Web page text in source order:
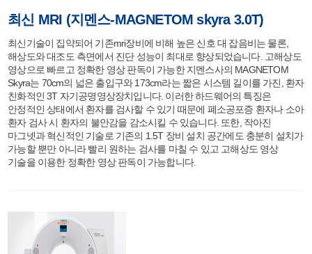
최신 MRI (지멘스-MAGNETOM skyra 3.0T)
최신기술이 집약되어 기존mri장비에 비해 높은 신호 대 잡음비는 물론,
해상도와 대조도 측면에서 진단 성능이 최대로 향상되었습니다. 고해상도
영상으로 빠르고 정확한 영상 판독이 가능한 지멘스사의 MAGNETOM
Skyra는 70cm의 넓은 출입구와 173cm라는 짧은 시스템 길이를 가진, 환자
친화적인 3T 자기공명영상장치입니다. 이러한 하드웨어의 특징은
안정적인 상태에서 환자를 검사할 수 있기 때문에 폐소공포증 환자나 소아
환자 검사 시 환자의 불안감을 감소시킬 수 있습니다. 또한, 작아진
마그넷과 혁신적인 기술로 기존의 1.5T 장비 설치 공간에도 충분히 설치가
가능할 뿐만 아니라 빨리 원하는 검사를 마칠 수 있고 고해상도 영상
기술을 이용한 정확한 영상 판독이 가능합니다.